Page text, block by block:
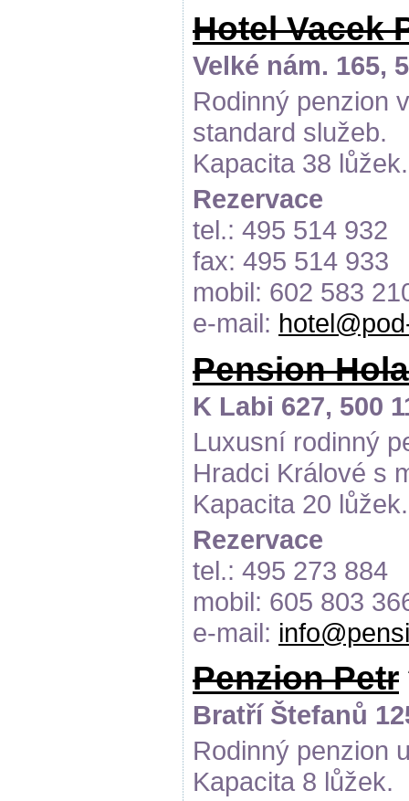
Hotel Vacek
Velké nám. 165,
Rodinný penzion
standard služeb.
Kapacita 38 lůžek.
Rezervace
tel.: 495 514 932
fax: 495 514 933
mobil: 602 583
e-mail:
Pension
K Labi 627, 500
Luxusní rodinný
Hradci Králové s
Kapacita 20 lůžek.
Rezervace
tel.: 495 273 884
mobil: 605 803
e-mail:
Penzion Petr
Bratří Štefanů
Rodinný penzion
Kapacita 8 lůžek.